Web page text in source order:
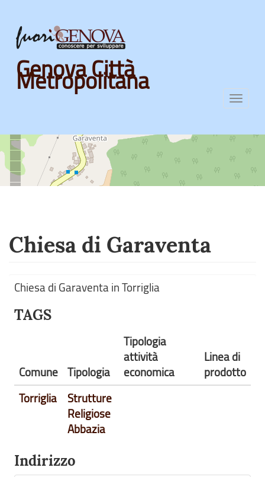
Skip
main
content
Genova Città
Metropolitana
Chiesa di Garaventa
Chiesa di Garaventa in Torriglia
TAGS
Comune Tipologia
Tipologia
attività
economica
Linea di
prodotto
Torriglia
Strutture
Religiose
Abbazia
Indirizzo